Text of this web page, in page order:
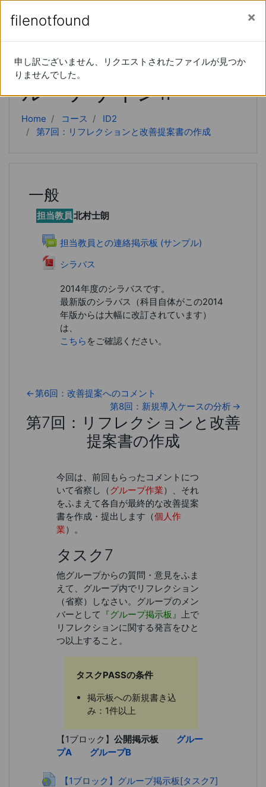
サイドパネル
あなたは現在ゲストアクセスを利用しています (ロ
グイン )
インストラクショナ
ル・デザインⅡ
Home コース
ID2
第7回：リフレクションと改善提案書の作成
一般
担当教員北村士朗
担当教員との連絡掲示板 (サンプル)フォーラム
シラバスファイル
2014年度のシラバスです。
最新版のシラバス（科目自体がこの2014
年版からは大幅に改訂されています）
は、
こちら をご確認ください。
←第6回：改善提案へのコメント
第8回：新規導入ケースの分析 →
第7回：リフレクションと改善
提案書の作成
第7回：リフレクションと改善提
今回は、前回もらったコメントにつ
いて省察し （グループ作業）、それ
をふまえて各自が最終的な改善提案
書を作成・提出します（個人作
業）。
タスク7
他グループからの質問・意見をふま
えて、グループ内でリフレクション
（省察）しなさい。グループのメン
バーとして 『グループ掲示板』
上で
リフレクションに関する発言をひと
つ以上すること。
タスクPASSの条件
掲示板への新規書き込
み：1件以上
【1ブロック】 公開掲示板 グルー
プA
グループB
【1ブロック】グループ掲示板[タスク7]
filenotfound
申し訳ございません、リクエストされたファイルが見つか
りませんでした。
filenotfound
申し訳ございません、リクエストされたファイルが見つか
りませんでした。